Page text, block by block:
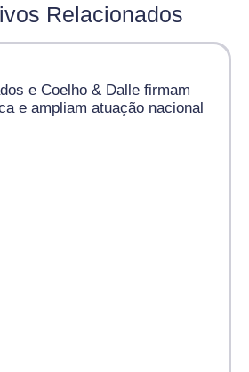
Relacionados
e Coelho & Dalle firmam
e ampliam atuação nacional